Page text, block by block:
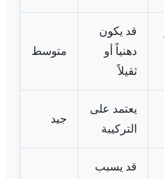
قد يكون
دهنياً أو
ثقيلاً
متوسط
يعتمد على
التركيبة
جيد
قد يسبب